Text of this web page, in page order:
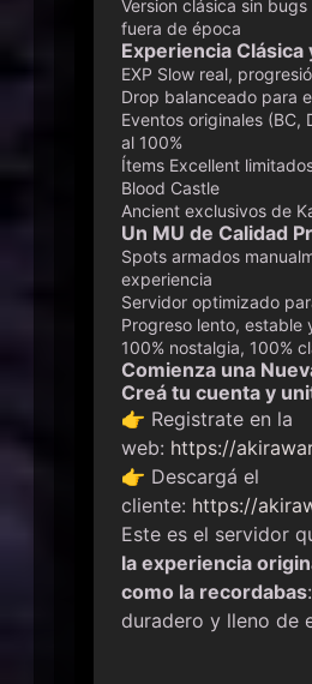
Version clásica sin
fuera de época
Experiencia Clásica
EXP Slow real,
Drop balanceado para
Eventos originales (BC,
al 100%
Ítems Excellent
Blood Castle
Ancient exclusivos de
Un MU de Calidad
Spots armados
experiencia
Servidor optimizado
Progreso lento, estable
100% nostalgia, 100%
Comienza una
Creá tu cuenta y
👉 Registrate en la
web: https://
👉 Descargá el
cliente: https://
Este es el servidor
la experiencia
como la recordabas
duradero y lleno de